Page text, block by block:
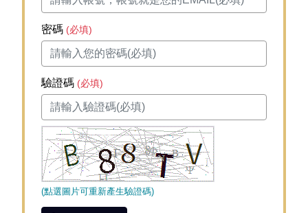
密碼 (必填)
驗證碼 (必填)
(點選圖片可重新產生驗證碼)